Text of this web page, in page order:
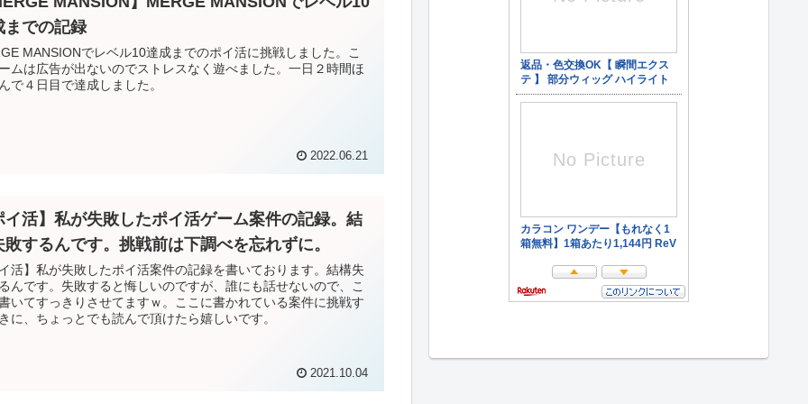
までの記録
MANSIONでレベル10達成までのポイ活に挑戦しました。こ
ムは広告が出ないのでストレスなく遊べました。一日２時間ほ
で４日目で達成しました。
2022.06.21
イ活】私が失敗したポイ活ゲーム案件の記録。結
敗するんです。挑戦前は下調べを忘れずに。
活】私が失敗したポイ活案件の記録を書いております。結構失
んです。失敗すると悔しいのですが、誰にも話せないので、こ
いてすっきりさせてますｗ。ここに書かれている案件に挑戦す
に、ちょっとでも読んで頂けたら嬉しいです。
2021.10.04